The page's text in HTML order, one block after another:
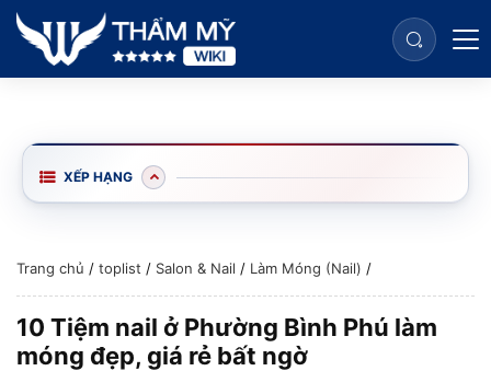
XẾP HẠNG
Trang chủ / toplist / Salon & Nail / Làm Móng (Nail) /
10 Tiệm nail ở Phường Bình Phú làm
móng đẹp, giá rẻ bất ngờ